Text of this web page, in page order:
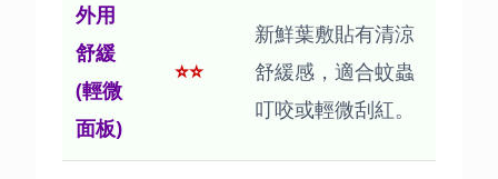
外用
舒緩
(輕微
面板)
⭐⭐
新鮮葉敷貼有清涼
舒緩感，適合蚊蟲
叮咬或輕微刮紅。